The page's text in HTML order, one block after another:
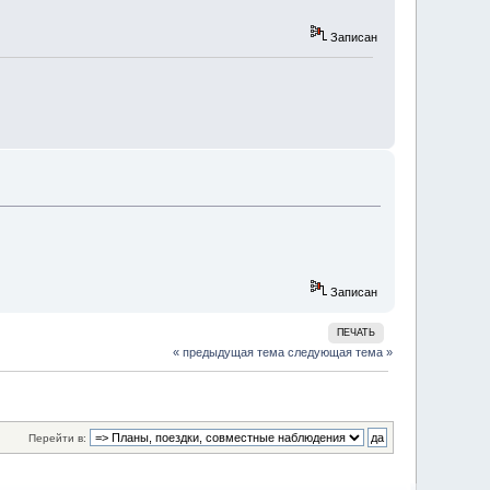
Записан
Записан
ПЕЧАТЬ
« предыдущая тема следующая тема »
Перейти в: